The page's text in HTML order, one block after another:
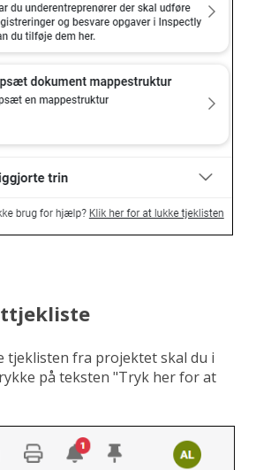
tjeklisten fra projektet skal du i
på teksten "Tryk her for at